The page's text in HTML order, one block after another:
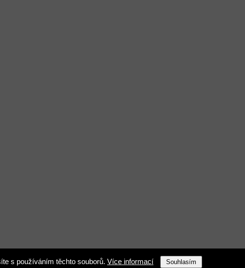
s používáním těchto souborů. Více informací Souhlasím